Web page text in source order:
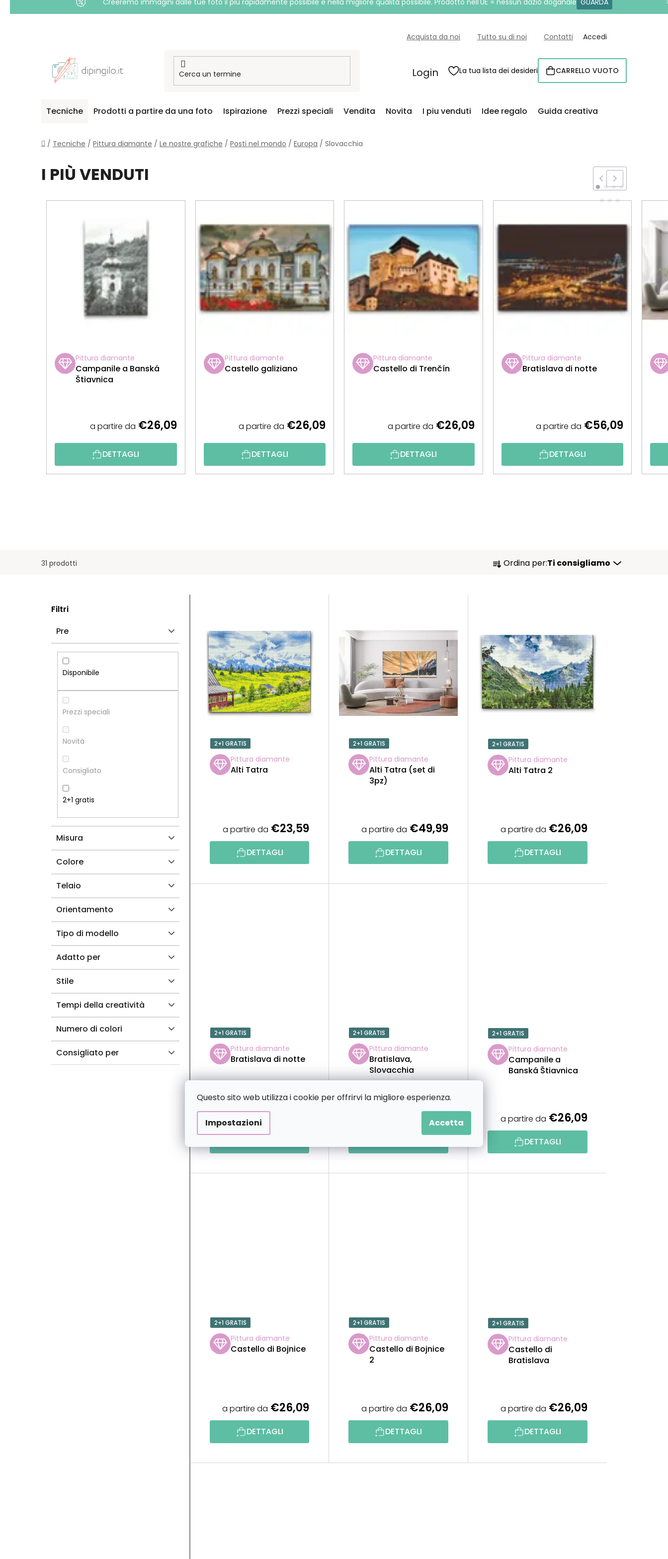
Questo sito web utilizza i cookie per offrirvi la migliore esperienza.
Impostazioni Accetta
Creeremo immagini dalle tue foto il più rapidamente possibile e nella migliore qualità possibile. Prodotto nell'UE = nessun dazio doganale GUARDA
Acquista da noi Tutto su di noi Contatti Accedi
Login La tua lista dei desideri CARRELLO
CARRELLO VUOTO
Tecniche Prodotti a partire da una foto Ispirazione Prezzi speciali Vendita Novita I piu venduti Idee regalo Guida creativa
Casa
/ Tecniche / Pittura diamante / Le nostre grafiche / Posti nel mondo / Europa / Slovacchia
I PIÙ VENDUTI
Pittura diamante
Campanile a Banská
Štiavnica
a partire da €26,09
DETTAGLI
Pittura diamante
Castello galiziano
a partire da €26,09
DETTAGLI
Pittura diamante
Castello di Trenčín
a partire da €26,09
DETTAGLI
Pittura diamante
Bratislava di notte
a partire da €56,09
DETTAGLI
31 prodotti
O
N
A
M
E
N
T
O
R
O
D
O
Ordina per:Ti consigliamo
A
Filtri
Pre
Disponibile
Prezzi speciali
Novità
Consigliato
2+1 gratis
Misura
Colore
Telaio
Orientamento
Tipo di modello
Adatto per
Stile
Tempi della creatività
Numero di colori
Consigliato per
O
2+1 GRATIS
Pittura diamante
Alti Tatra
a partire da €23,59
DETTAGLI
2+1 GRATIS
Pittura diamante
Alti Tatra (set di
3pz)
a partire da €49,99
DETTAGLI
2+1 GRATIS
Pittura diamante
Alti Tatra 2
a partire da €26,09
DETTAGLI
2+1 GRATIS
Pittura diamante
Bratislava di notte
a partire da €56,09
2+1 GRATIS
Pittura diamante
Bratislava,
Slovacchia
€26,09
2+1 GRATIS
Pittura diamante
Campanile a
Banská Štiavnica
a partire da €26,09
DETTAGLI
2+1 GRATIS
Pittura diamante
Castello di Bojnice
a partire da €26,09
DETTAGLI
2+1 GRATIS
Pittura diamante
Castello di Bojnice
2
a partire da €26,09
DETTAGLI
2+1 GRATIS
Pittura diamante
Castello di
Bratislava
a partire da €26,09
DETTAGLI